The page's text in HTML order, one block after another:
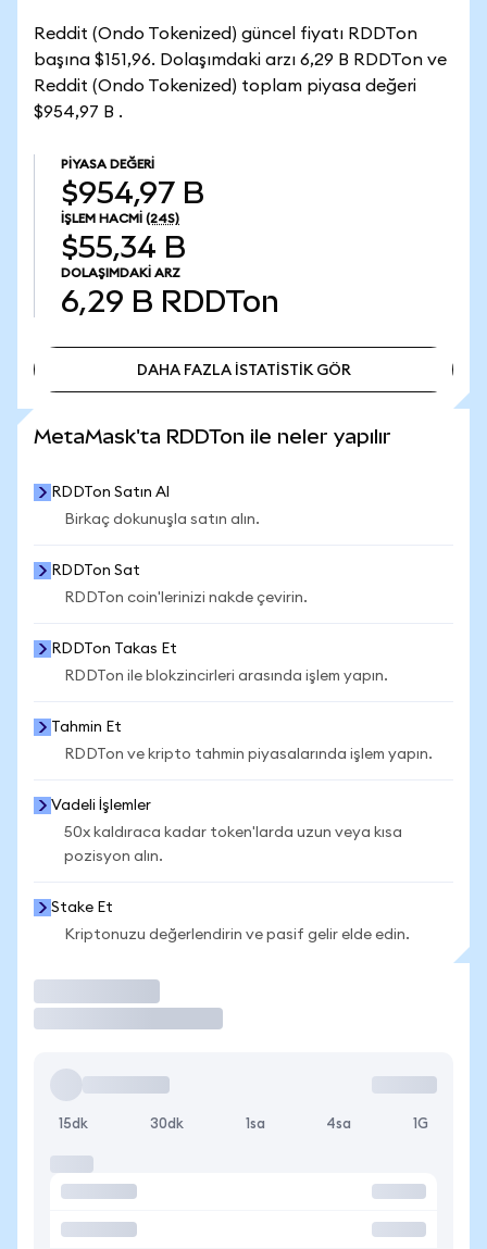
Reddit (Ondo Tokenized) güncel fiyatı RDDTon
başına $151,96. Dolaşımdaki arzı 6,29 B RDDTon ve
Reddit (Ondo Tokenized) toplam piyasa değeri
$954,97 B .
PIYASA DEĞERI
$954,97 B
İŞLEM HACMI (24S)
$55,34 B
DOLAŞIMDAKI ARZ
6,29 B RDDTon
DAHA FAZLA İSTATİSTİK GÖR
MetaMask'ta RDDTon ile neler yapılır
RDDTon Satın Al
Birkaç dokunuşla satın alın.
RDDTon Sat
RDDTon coin'lerinizi nakde çevirin.
RDDTon Takas Et
RDDTon ile blokzincirleri arasında işlem yapın.
Tahmin Et
RDDTon ve kripto tahmin piyasalarında işlem yapın.
Vadeli İşlemler
50x kaldıraca kadar token'larda uzun veya kısa
pozisyon alın.
Stake Et
Kriptonuzu değerlendirin ve pasif gelir elde edin.
15dk 30dk 1sa 4sa 1G